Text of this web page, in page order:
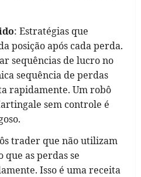
: Estratégias que
posição após cada perda.
sequências de lucro no
sequência de perdas
rapidamente. Um robô
sem controle é
trader que não utilizam
as perdas se
Isso é uma receita